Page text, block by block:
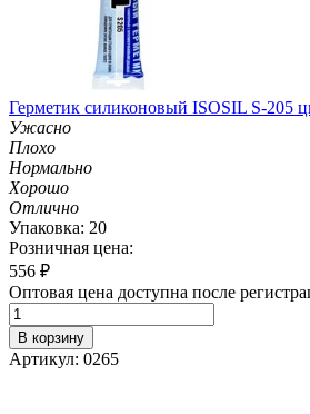
Герметик силиконовый ISOSIL S-205
Ужасно
Плохо
Нормально
Хорошо
Отлично
Упаковка: 20
Розничная цена:
556 ₽
Оптовая цена доступна после
В корзину
Артикул: 0265